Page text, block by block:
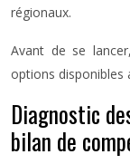
régionaux.
Avant de se
options disponibles
Diagnostic
bilan de